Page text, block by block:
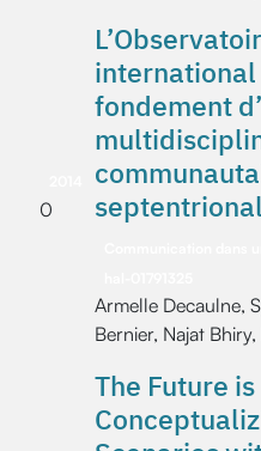
0
international
fondement
septentrional
Armelle Decaulne,
Bernier, Najat
The Future